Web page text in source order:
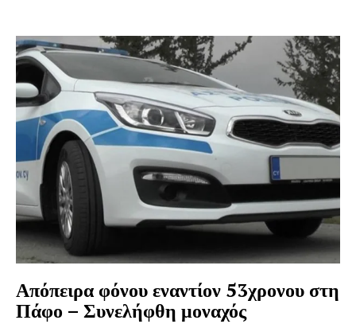
Απόπειρα φόνου εναντίον 53χρονου στη
Πάφο – Συνελήφθη μοναχός